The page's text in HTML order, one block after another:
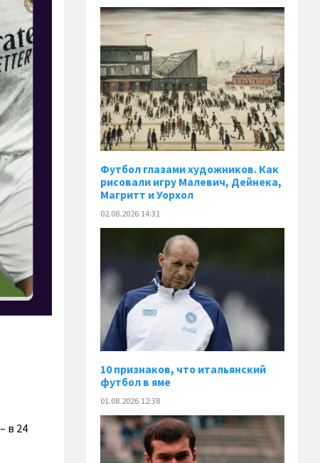
в 24
Футбол глазами художников. Как
рисовали игру Малевич, Дейнека,
Магритт и Уорхол
02.08.2026 14:31
10 признаков, что итальянский
футбол в яме
01.08.2026 12:38